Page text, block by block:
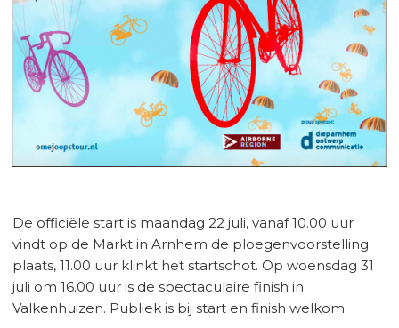
De officiële start is maandag 22 juli, vanaf 10.00 uur
vindt op de Markt in Arnhem de ploegenvoorstelling
plaats, 11.00 uur klinkt het startschot. Op woensdag 31
juli om 16.00 uur is de spectaculaire finish in
Valkenhuizen. Publiek is bij start en finish welkom.